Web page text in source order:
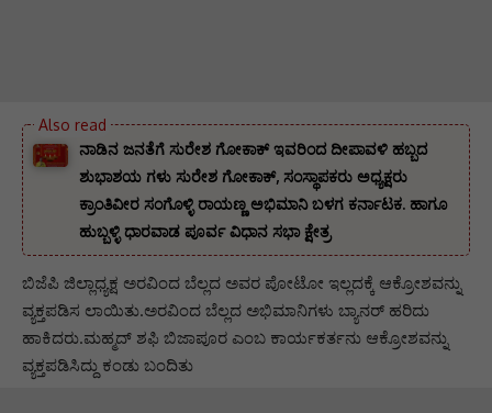
ನಾಡಿನ ಜನತೆಗೆ ಸುರೇಶ ಗೋಕಾಕ್ ಇವರಿಂದ ದೀಪಾವಳಿ ಹಬ್ಬದ
ಶುಭಾಶಯ ಗಳು ಸುರೇಶ ಗೋಕಾಕ್, ಸಂಸ್ಥಾಪಕರು ಅಧ್ಯಕ್ಷರು
ಕ್ರಾಂತಿವೀರ ಸಂಗೊಳ್ಳಿ ರಾಯಣ್ಣ ಅಭಿಮಾನಿ ಬಳಗ ಕರ್ನಾಟಕ. ‌ಹಾಗೂ
ಹುಬ್ಬಳ್ಳಿ ಧಾರವಾಡ ಪೂರ್ವ ವಿಧಾನ ಸಭಾ ಕ್ಷೇತ್ರ
ಬಿಜೆಪಿ ಜಿಲ್ಲಾಧ್ಯಕ್ಷ ಅರವಿಂದ ಬೆಲ್ಲದ ಅವರ ಪೋಟೋ ಇಲ್ಲದಕ್ಕೆ ಆಕ್ರೋಶವನ್ನು
ವ್ಯಕ್ತಪಡಿಸ ಲಾಯಿತು.ಅರವಿಂದ ಬೆಲ್ಲದ ಅಭಿಮಾನಿಗಳು ಬ್ಯಾನರ್ ಹರಿದು
ಹಾಕಿದರು.ಮಹ್ಮದ್ ಶಫಿ ಬಿಜಾಪೂರ ಎಂಬ ಕಾರ್ಯಕರ್ತನು ಆಕ್ರೋಶವನ್ನು
ವ್ಯಕ್ತಪಡಿಸಿದ್ದು ಕಂಡು ಬಂದಿತು